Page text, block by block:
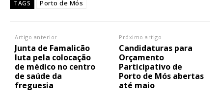
TAGS Porto de Mós
Artigo anterior
Junta de Famalicão
luta pela colocação
de médico no centro
de saúde da
freguesia
Próximo artigo
Candidaturas para
Orçamento
Participativo de
Porto de Mós abertas
até maio